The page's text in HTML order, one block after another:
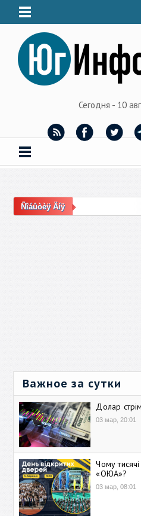
Сегодня - 10
Ñîáûòèÿ Äíÿ
Важное за сутки
Долар
03 мар, 20:01
Чому
«ОЮА»?
03 мар, 08:01